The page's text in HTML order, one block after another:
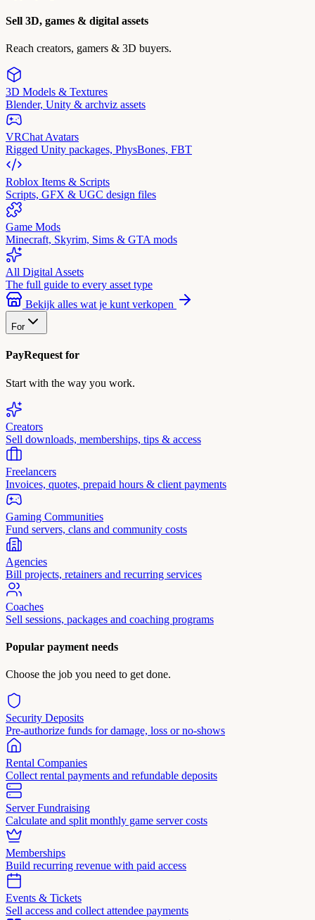
Sell 3D, games & digital assets
Reach creators, gamers & 3D buyers.
3D Models & Textures
Blender, Unity & archviz assets
VRChat Avatars
Rigged Unity packages, PhysBones, FBT
Roblox Items & Scripts
Scripts, GFX & UGC design files
Game Mods
Minecraft, Skyrim, Sims & GTA mods
All Digital Assets
The full guide to every asset type
Bekijk alles wat je kunt verkopen
For
PayRequest for
Start with the way you work.
Creators
Sell downloads, memberships, tips & access
Freelancers
Invoices, quotes, prepaid hours & client payments
Gaming Communities
Fund servers, clans and community costs
Agencies
Bill projects, retainers and recurring services
Coaches
Sell sessions, packages and coaching programs
Popular payment needs
Choose the job you need to get done.
Security Deposits
Pre-authorize funds for damage, loss or no-shows
Rental Companies
Collect rental payments and refundable deposits
Server Fundraising
Calculate and split monthly game server costs
Memberships
Build recurring revenue with paid access
Events & Tickets
Sell access and collect attendee payments